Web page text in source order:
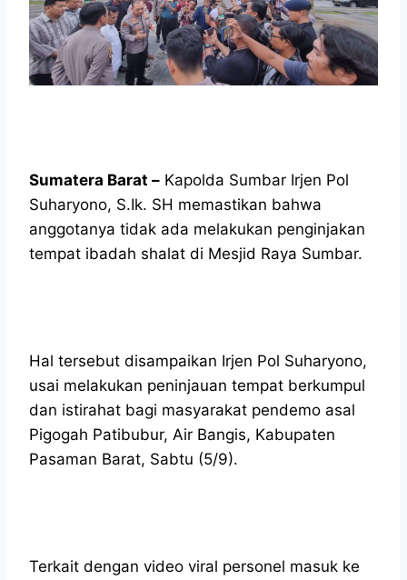
Sumatera Barat – Kapolda Sumbar Irjen Pol
Suharyono, S.Ik. SH memastikan bahwa
anggotanya tidak ada melakukan penginjakan
tempat ibadah shalat di Mesjid Raya Sumbar.
Hal tersebut disampaikan Irjen Pol Suharyono,
usai melakukan peninjauan tempat berkumpul
dan istirahat bagi masyarakat pendemo asal
Pigogah Patibubur, Air Bangis, Kabupaten
Pasaman Barat, Sabtu (5/9).
Terkait dengan video viral personel masuk ke